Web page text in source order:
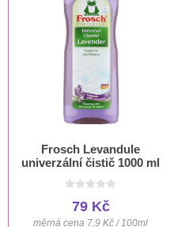
Frosch Levandule
univerzální čistič 1000 ml
79 Kč
měrná cena 7,9 Kč / 100ml